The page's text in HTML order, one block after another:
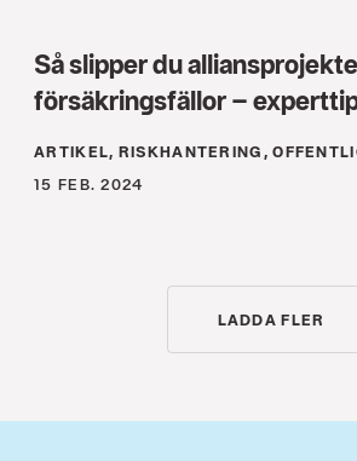
Så slipper du
försäkringsfällor –
ARTIKEL, RISKHANTERING,
15 FEB. 2024
LADDA FLER